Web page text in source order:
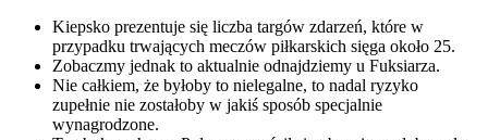
Kiepsko prezentuje się liczba targów zdarzeń, które w
przypadku trwających meczów piłkarskich sięga około 25.
Zobaczmy jednak to aktualnie odnajdziemy u Fuksiarza.
Nie całkiem, że byłoby to nielegalne, to nadal ryzyko
zupełnie nie zostałoby w jakiś sposób specjalnie
wynagrodzone.